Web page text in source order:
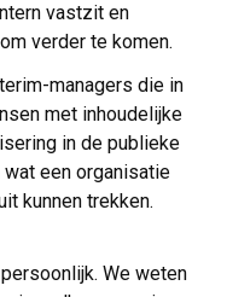
vastzit en
verder te komen.
managers die in
met inhoudelijke
in de publieke
een organisatie
kunnen trekken.
We weten